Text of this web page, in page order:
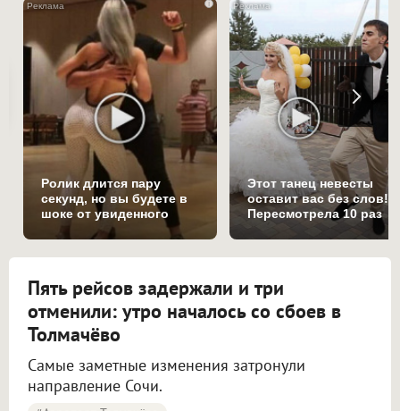
i
Ролик длится пару
секунд, но вы будете в
шоке от увиденного
Этот танец невесты
оставит вас без слов!
Пересмотрела 10 раз
Пять рейсов задержали и три
отменили: утро началось со сбоев в
Толмачёво
Самые заметные изменения затронули
направление Сочи.